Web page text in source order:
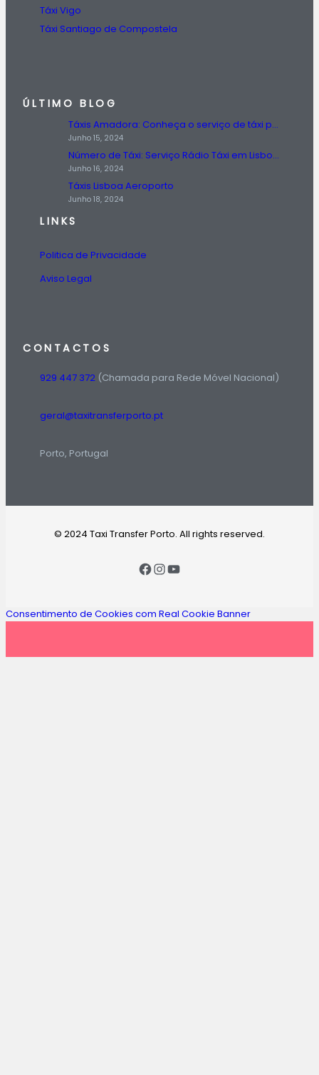
Táxi Vigo
Táxi Santiago de Compostela
ÚLTIMO BLOG
Táxis Amadora: Conheça o serviço de táxi prestado na região da Amadora.
Junho 15, 2024
Número de Táxi: Serviço Rádio Táxi em Lisboa, Entre em Contato Agora!
Junho 16, 2024
Táxis Lisboa Aeroporto
Junho 18, 2024
LINKS
Politica de Privacidade
Aviso Legal
CONTACTOS
929 447 372 (Chamada para Rede Móvel Nacional)
geral@taxitransferporto.pt
Porto, Portugal
© 2024 Taxi Transfer Porto. All rights reserved.
Consentimento de Cookies com Real Cookie Banner